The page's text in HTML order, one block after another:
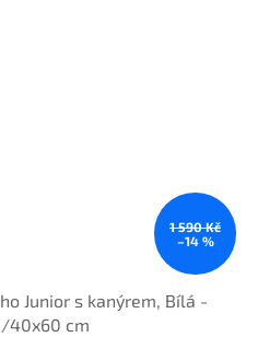
1 590 Kč
–14 %
Junior s kanýrem, Bílá -
40x60 cm